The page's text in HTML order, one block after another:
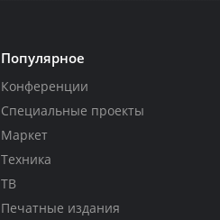
Популярное
Конференции
Специальные проекты
Маркет
Техника
ТВ
Печатные издания